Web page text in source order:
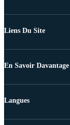
Liens Du Site
En Savoir Davantage
Langues